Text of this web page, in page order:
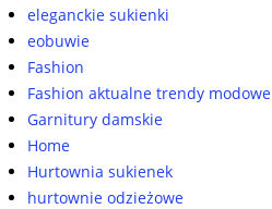
eleganckie sukienki
eobuwie
Fashion
Fashion aktualne trendy modowe
Garnitury damskie
Home
Hurtownia sukienek
hurtownie odzieżowe